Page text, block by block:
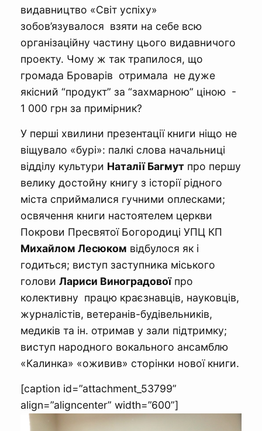
видавництво «Світ успіху»
зобов’язувалося взяти на себе всю
організаційну частину цього видавничого
проекту. Чому ж так трапилося, що
громада Броварів отримала не дуже
якісний “продукт” за “захмарною” ціною -
1 000 грн за примірник?
У перші хвилини презентації книги ніщо не
віщувало «бурі»: палкі слова начальниці
відділу культури Наталії Багмут про першу
велику достойну книгу з історії рідного
міста сприймалися гучними оплесками;
освячення книги настоятелем церкви
Покрови Пресвятої Богородиці УПЦ КП
Михайлом Лесюком відбулося як і
годиться; виступ заступника міського
голови Лариси Виноградовоїпро
колективну працю краєзнавців, науковців,
журналістів, ветеранів-будівельників,
медиків та ін. отримав у зали підтримку;
виступ народного вокального ансамблю
«Калинка» «оживив» сторінки нової книги.
[caption id=”attachment_53799”
align=”aligncenter” width=”600”]